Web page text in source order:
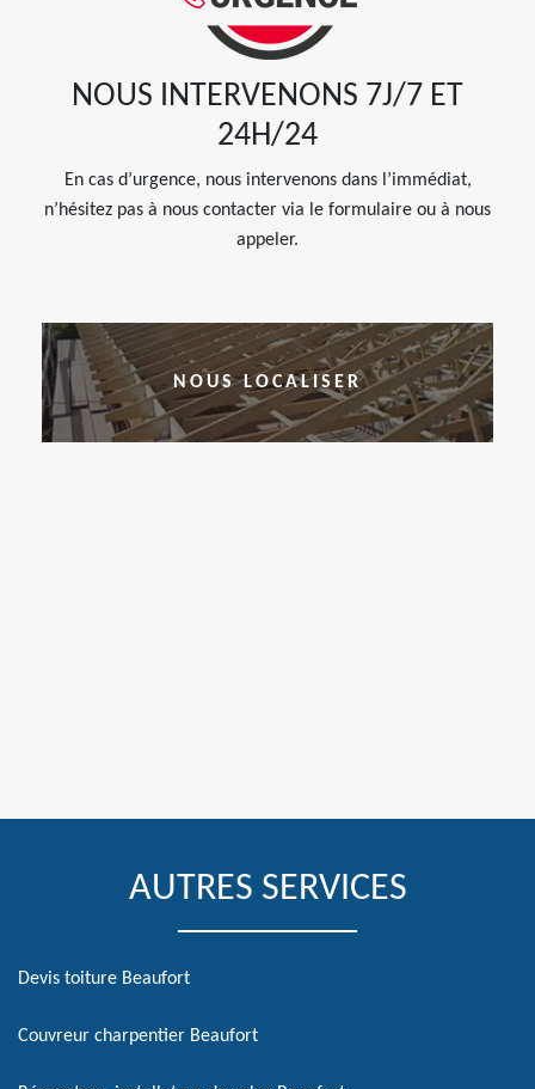
NOUS INTERVENONS 7J/7 ET
24H/24
En cas d’urgence, nous intervenons dans l’immédiat,
n’hésitez pas à nous contacter via le formulaire ou à nous
appeler.
NOUS LOCALISER
AUTRES SERVICES
Devis toiture Beaufort
Couvreur charpentier Beaufort